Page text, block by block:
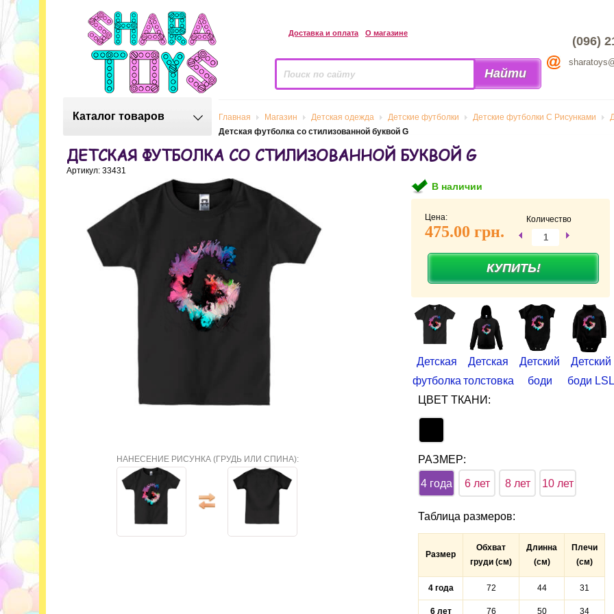
Доставка и оплата О магазине
(096)
Каталог товаров Главная Магазин Детская одежда Детские футболки Детские футболки С Рисунками
Детская футболка со стилизованной буквой G
ДЕТСКАЯ ФУТБОЛКА СО СТИЛИЗОВАННОЙ БУКВОЙ G
Артикул: 33431
НАНЕСЕНИЕ РИСУНКА (ГРУДЬ ИЛИ СПИНА):
В наличии
Цена:
475.00 грн.
Количество
Детская
футболка
Детская
толстовка
Детский
боди
Детский
боди LSL
ЦВЕТ ТКАНИ:
РАЗМЕР:
4 года 6 лет 8 лет 10 лет
Таблица размеров:
Размер
Обхват
груди (см)
Длинна
(см)
Плечи
(см)
4 года 72 44 31
6 лет 76 50 34